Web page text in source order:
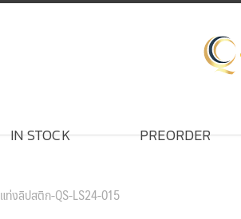
IN STOCK PREORDER
แท่งลิปสติก-QS-LS24-015